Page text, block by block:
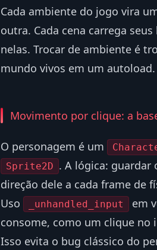
Cada ambiente do jogo vira
outra. Cada cena carrega
nelas. Trocar de ambiente é
mundo vivos em um
Movimento por clique: a
O personagem é um
Sprite2D . A lógica: guardar
direção dele a cada frame de
Uso
_unhandled_input em
consome, como um clique no
Isso evita o bug clássico do